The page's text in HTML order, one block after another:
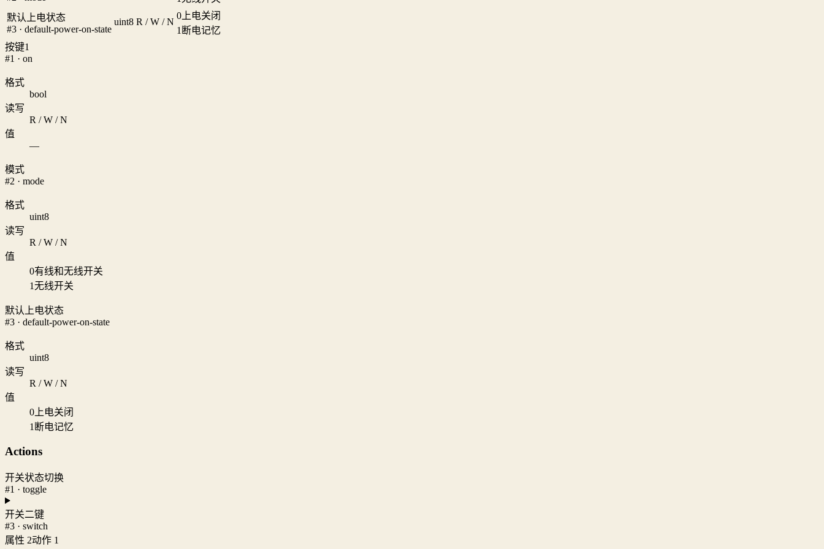
默认上电状态
#3 · default-power-on-state
uint8 R / W / N
0 上电关闭
1 断电记忆
按键1
#1 · on
格式
bool
读写
R / W / N
值
—
模式
#2 · mode
格式
uint8
读写
R / W / N
值
0有线和无线开关
1无线开关
默认上电状态
#3 · default-power-on-state
格式
uint8
读写
R / W / N
值
0 上电关闭
1 断电记忆
Actions
开关状态切换
#1 · toggle
开关二键
#3 · switch
属性 2动作 1